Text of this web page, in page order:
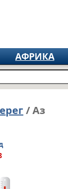
АФРИКА
/ Аз